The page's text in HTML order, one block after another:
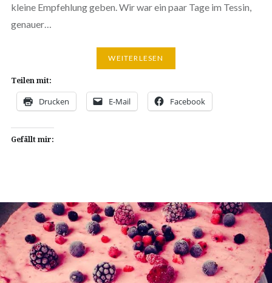
kleine Empfehlung geben. Wir war ein paar Tage im Tessin,
genauer…
WEITERLESEN
Teilen mit:
Drucken E-Mail Facebook
Gefällt mir: